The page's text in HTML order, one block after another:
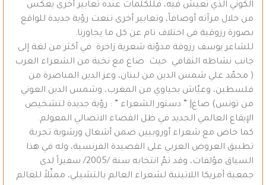
الكوني الذي نعيش فيه، فللكلمات عنده تعابير أخرى يعكس
من خلال مرآته أوصافاً، وتعابير أخرى تنعت رؤية جديدة للواقع
بصورة رزوقية في اختلاف تام عن كل ما يجاورنا.
للشاعر يوسف رزوقة مدوّنة شعرية زاخرة في أكثر من لغة إلى
جانب نشاطه الثقافي حيث صاغ مع نخبة من الشعراء العرب
( محمّد علي شمس الدين من لبنان، وعز الدين المناصرة من
فلسطين، وعيّاش يحياوي من المغرب، وشمس الدين العوني
من تونس) صاغ| ” دستور الشعراء ” : رؤية جديدة لتشخيص
الإيقاع العالمي الجديد في ظل الفضاء الاتصالي المعولم.
كما خاض مع شعراء أوروبيين ضمن أشغال ورشوية تجربة
تطبيق العروض العربي على القصيدة الفرنسية، وله في هذا
السياق مؤلفات، وقد تمّ انتخابه سنة /2005/ سفيراً لدى
جمعية أمريكا اللاتينية لشعراء العالم بالتشيلي، ممثّلاً للعالم